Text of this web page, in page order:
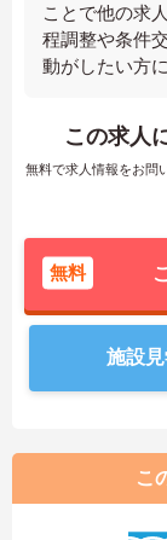
ことで他の求
程調整や条件
動がしたい方
この求人
無料で求人情報をお問
無料
施設
こ